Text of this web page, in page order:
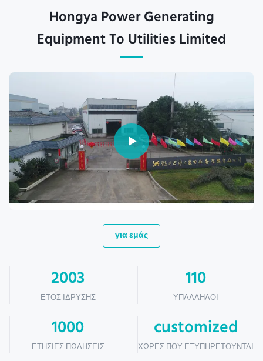
Hongya Power Generating
Equipment To Utilities Limited
για εμάς
2003
ΈΤΟΣ ΊΔΡΥΣΗΣ
110
ΥΠΆΛΛΗΛΟΙ
1000
ΕΤΉΣΙΕΣ ΠΩΛΉΣΕΙΣ
customized
ΧΏΡΕΣ ΠΟΥ ΕΞΥΠΗΡΕΤΟΎΝΤΑΙ